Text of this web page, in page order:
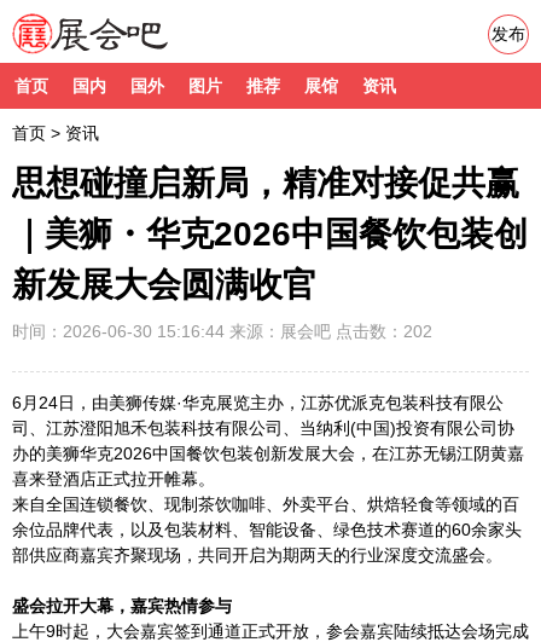
首页 国内 国外 图片 推荐 展馆 资讯
发布
首页 > 资讯
思想碰撞启新局，精准对接促共赢
｜美狮・华克2026中国餐饮包装创
新发展大会圆满收官
时间：2026-06-30 15:16:44 来源： 展会吧 点击数：202
6月24日，由美狮传媒·华克展览主办，江苏优派克包装科技有限公
司、江苏澄阳旭禾包装科技有限公司、当纳利(中国)投资有限公司协
办的美狮华克2026中国餐饮包装创新发展大会，在江苏无锡江阴黄嘉
喜来登酒店正式拉开帷幕。
来自全国连锁餐饮、现制茶饮咖啡、外卖平台、烘焙轻食等领域的百
余位品牌代表，以及包装材料、智能设备、绿色技术赛道的60余家头
部供应商嘉宾齐聚现场，共同开启为期两天的行业深度交流盛会。
盛会拉开大幕，嘉宾热情参与
上午9时起，大会嘉宾签到通道正式开放，参会嘉宾陆续抵达会场完成